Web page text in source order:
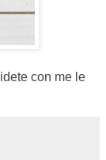
con me le